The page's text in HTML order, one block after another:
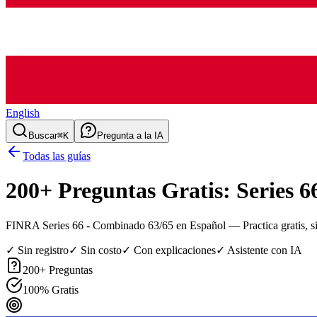
English
Buscar⌘K Pregunta a la IA
Todas las guías
200+ Preguntas Gratis: Series
FINRA Series 66 - Combinado 63/65 en Español — Practica gratis,
✓ Sin registro✓ Sin costo✓ Con explicaciones✓ Asistente con IA
200+ Preguntas
100% Gratis